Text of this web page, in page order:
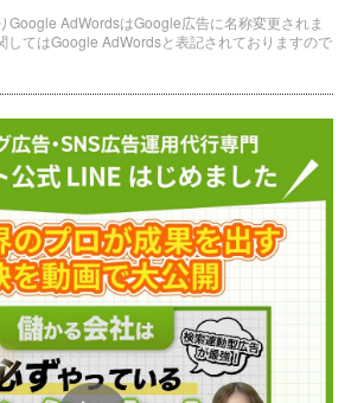
Google AdWordsはGoogle広告に名称変更されま
してはGoogle AdWordsと表記されておりますので